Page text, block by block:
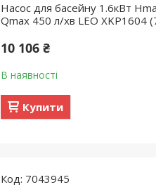
Насос для басейну 1.6кВт
Qmax 450 л/хв LEO XKP1604
10 106 ₴
В наявності
Купити
7043945